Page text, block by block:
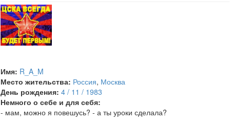
Имя: R_A_M
Место жительства: Россия, Москва
День рождения: 4 / 11 / 1983
Немного о себе и для себя:
- мам, можно я повешусь? - а ты уроки сделала?